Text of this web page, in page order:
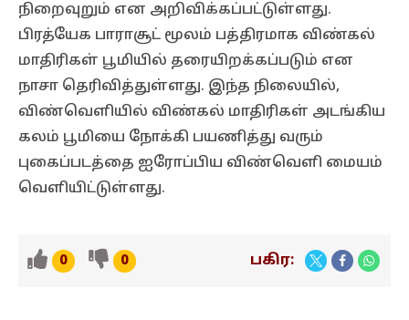
நிறைவுறும் என அறிவிக்கப்பட்டுள்ளது.
பிரத்யேக பாராசூட் மூலம் பத்திரமாக விண்கல்
மாதிரிகள் பூமியில் தரையிறக்கப்படும் என
நாசா தெரிவித்துள்ளது. இந்த நிலையில்,
விண்வெளியில் விண்கல் மாதிரிகள் அடங்கிய
கலம் பூமியை நோக்கி பயணித்து வரும்
புகைப்படத்தை ஐரோப்பிய விண்வெளி மையம்
வெளியிட்டுள்ளது.
0 0 பகிர: